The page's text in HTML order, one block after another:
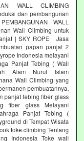
WALL CLIMBING
dan pembangunan
WALL
Wall Climbing untuk
| SKY ROPE | Jasa
papan panjat 2
Indonesia melayani
Panjat Tebing ( Wall
Alam Nurul Islam
Wall Climbing yang
pembuatannya,
panjat tebing fiber glass
fiber glass Melayani
Panjat Tebing (
di Tempat Wisata
toke.climbing Tentang
Indonesia Toke wall